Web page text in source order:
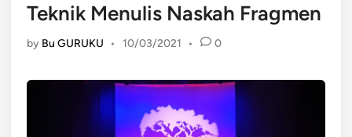
Teknik Menulis Naskah Fragmen
by Bu GURUKU • 10/03/2021 • 0